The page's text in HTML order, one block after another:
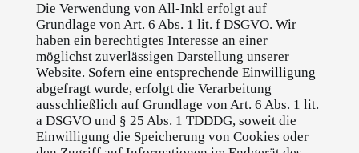
Die Verwendung von All-Inkl erfolgt auf
Grundlage von Art. 6 Abs. 1 lit. f DSGVO. Wir
haben ein berechtigtes Interesse an einer
möglichst zuverlässigen Darstellung unserer
Website. Sofern eine entsprechende Einwilligung
abgefragt wurde, erfolgt die Verarbeitung
ausschließlich auf Grundlage von Art. 6 Abs. 1 lit.
a DSGVO und § 25 Abs. 1 TDDDG, soweit die
Einwilligung die Speicherung von Cookies oder